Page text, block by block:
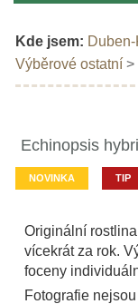
Kde jsem:
Výběrové ostatní >
Echinopsis
NOVINKA TIP
Originální
vícekrát za rok.
foceny
Fotografie